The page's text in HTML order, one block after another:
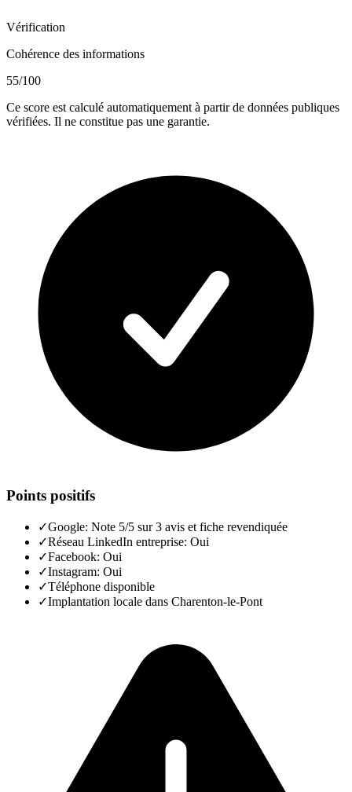
Vérification
Cohérence des informations
55/100
Ce score est calculé automatiquement à partir de données publiques
vérifiées. Il ne constitue pas une garantie.
Points positifs
✓Google: Note 5/5 sur 3 avis et fiche revendiquée
✓Réseau LinkedIn entreprise: Oui
✓Facebook: Oui
✓Instagram: Oui
✓Téléphone disponible
✓Implantation locale dans Charenton-le-Pont